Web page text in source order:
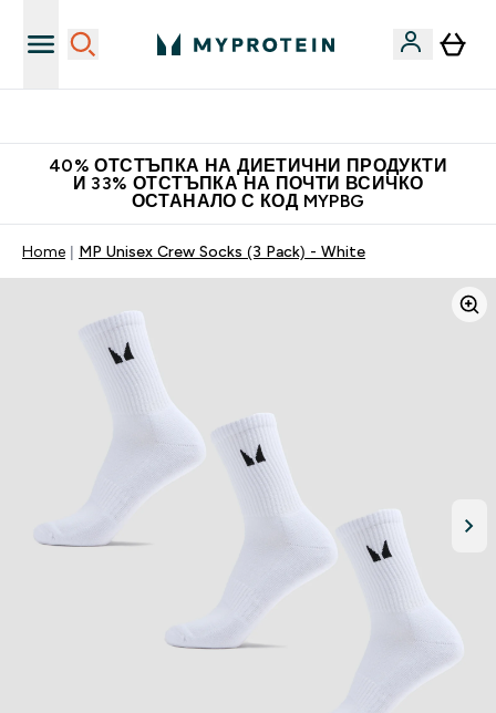
40% ОТСТЪПКА НА ДИЕТИЧНИ ПРОДУКТИ
И 33% ОТСТЪПКА НА ПОЧТИ ВСИЧКО
ОСТАНАЛО С КОД MYPBG
Home MP Unisex Crew Socks (3 Pack) - White